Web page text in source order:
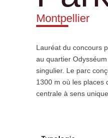
Montpellier
Lauréat du concours
au quartier
singulier. Le parc
1300 m où les places
centrale à sens
rentabilité entre la
entièrement réalisé
intumescente est un